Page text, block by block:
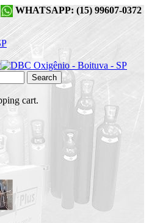
WHATSAPP: (15) 99607-0372
Search
cart.